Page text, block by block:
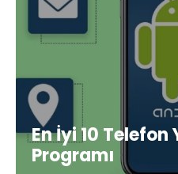
En İyi 10 Telefon
Programı